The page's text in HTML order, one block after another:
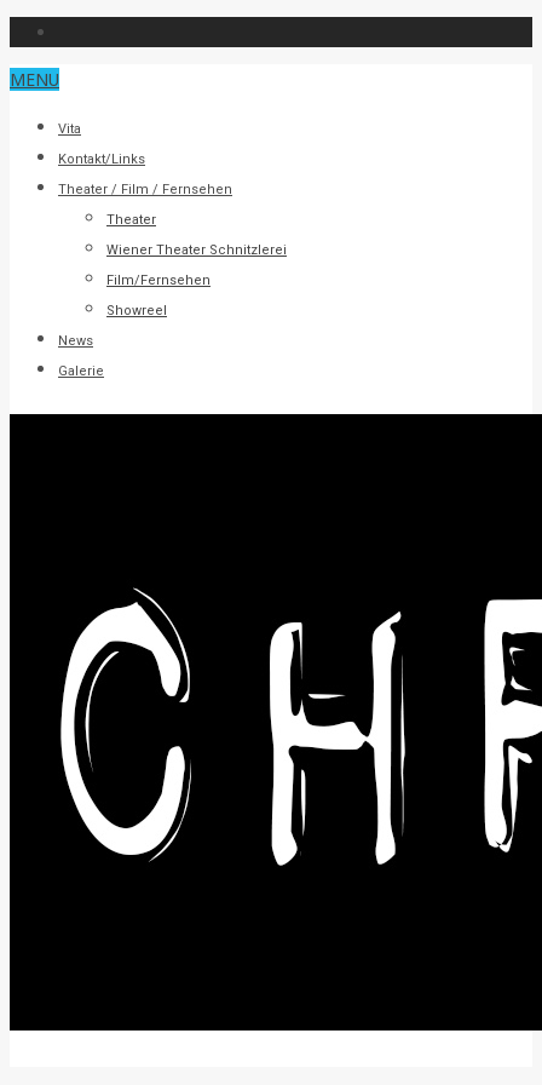
MENU
Vita
Kontakt/Links
Theater / Film / Fernsehen
Theater
Wiener Theater Schnitzlerei
Film/Fernsehen
Showreel
News
Galerie